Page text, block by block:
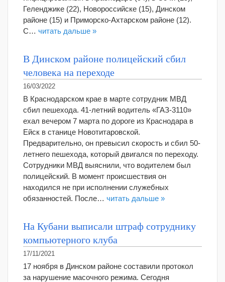
Геленджике (22), Новороссийске (15), Динском
районе (15) и Приморско-Ахтарском районе (12).
С… читать дальше »
В Динском районе полицейский сбил
человека на переходе
16/03/2022
В Краснодарском крае в марте сотрудник МВД
сбил пешехода. 41-летний водитель «ГАЗ-3110»
ехал вечером 7 марта по дороге из Краснодара в
Ейск в станице Новотитаровской.
Предварительно, он превысил скорость и сбил 50-
летнего пешехода, который двигался по переходу.
Сотрудники МВД выяснили, что водителем был
полицейский. В момент происшествия он
находился не при исполнении служебных
обязанностей. После… читать дальше »
На Кубани выписали штраф сотруднику
компьютерного клуба
17/11/2021
17 ноября в Динском районе составили протокол
за нарушение масочного режима. Сегодня